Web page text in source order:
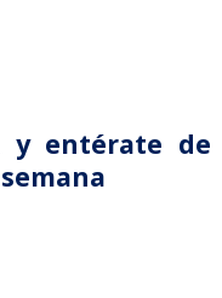
y entérate de